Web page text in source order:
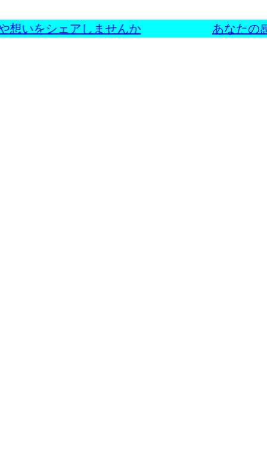
想いをシェアしませんか あなたの